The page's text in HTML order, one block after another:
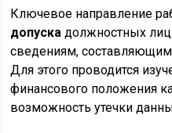
Ключевое направление
допуска должностных
сведениям, составляющим
Для этого проводится
финансового положения
возможность утечки